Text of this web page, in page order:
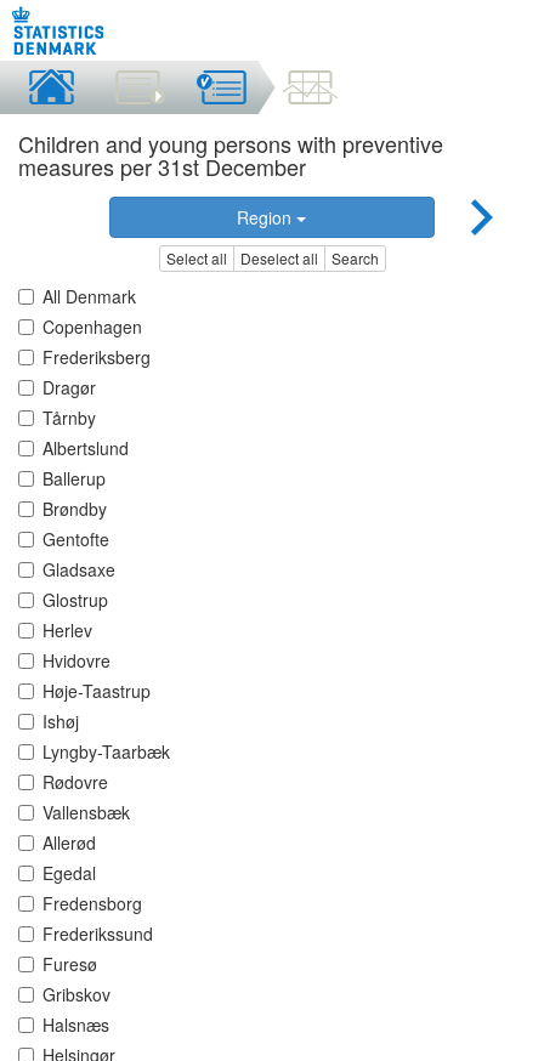
Children and young persons with preventive
measures per 31st December
Region
Select all Deselect all Search
All Denmark
Copenhagen
Frederiksberg
Dragør
Tårnby
Albertslund
Ballerup
Brøndby
Gentofte
Gladsaxe
Glostrup
Herlev
Hvidovre
Høje-Taastrup
Ishøj
Lyngby-Taarbæk
Rødovre
Vallensbæk
Allerød
Egedal
Fredensborg
Frederikssund
Furesø
Gribskov
Halsnæs
Helsingør